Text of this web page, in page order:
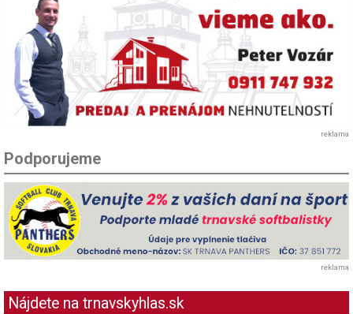
reklama
Podporujeme
reklama
Nájdete na trnavskyhlas.sk